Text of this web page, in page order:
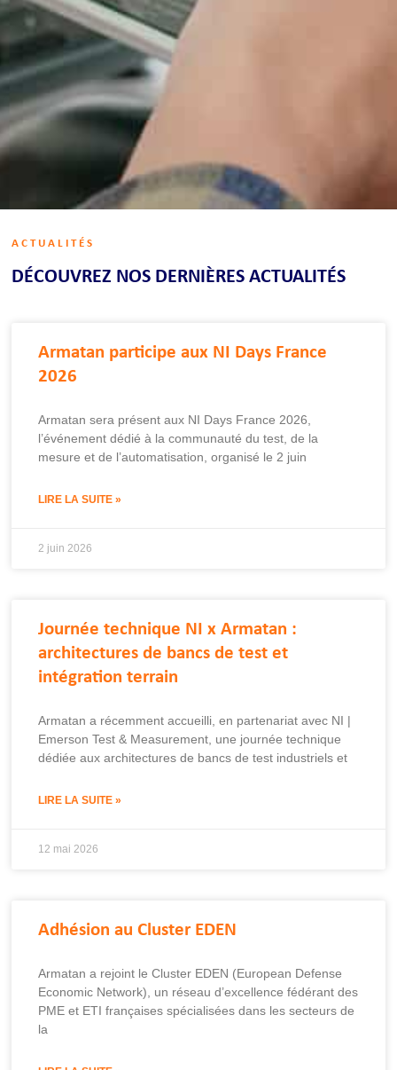
ACTUALITÉS
DÉCOUVREZ NOS DERNIÈRES ACTUALITÉS​
Armatan participe aux NI Days France
2026
Armatan sera présent aux NI Days France 2026,
l’événement dédié à la communauté du test, de la
mesure et de l’automatisation, organisé le 2 juin
LIRE LA SUITE »
2 juin 2026
Journée technique NI x Armatan :
architectures de bancs de test et
intégration terrain
Armatan a récemment accueilli, en partenariat avec NI |
Emerson Test & Measurement, une journée technique
dédiée aux architectures de bancs de test industriels et
LIRE LA SUITE »
12 mai 2026
Adhésion au Cluster EDEN
Armatan a rejoint le Cluster EDEN (European Defense
Economic Network), un réseau d’excellence fédérant des
PME et ETI françaises spécialisées dans les secteurs de
la